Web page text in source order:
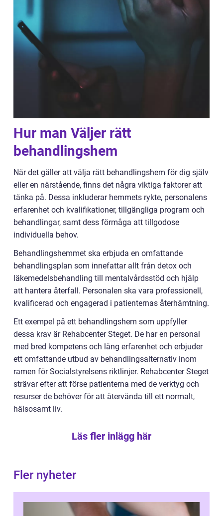
Hur man Väljer rätt
behandlingshem
När det gäller att välja rätt behandlingshem för dig själv
eller en närstående, finns det några viktiga faktorer att
tänka på. Dessa inkluderar hemmets rykte, personalens
erfarenhet och kvalifikationer, tillgängliga program och
behandlingar, samt dess förmåga att tillgodose
individuella behov.
Behandlingshemmet ska erbjuda en omfattande
behandlingsplan som innefattar allt från detox och
läkemedelsbehandling till mentalvårdsstöd och hjälp
att hantera återfall. Personalen ska vara professionell,
kvalificerad och engagerad i patienternas återhämtning.
Ett exempel på ett behandlingshem som uppfyller
dessa krav är Rehabcenter Steget. De har en personal
med bred kompetens och lång erfarenhet och erbjuder
ett omfattande utbud av behandlingsalternativ inom
ramen för Socialstyrelsens riktlinjer. Rehabcenter Steget
strävar efter att förse patienterna med de verktyg och
resurser de behöver för att återvända till ett normalt,
hälsosamt liv.
Läs fler inlägg här
Fler nyheter